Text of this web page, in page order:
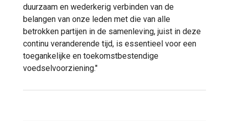
duurzaam en wederkerig verbinden van de
belangen van onze leden met die van alle
betrokken partijen in de samenleving, juist in deze
continu veranderende tijd, is essentieel voor een
toegankelijke en toekomstbestendige
voedselvoorziening."